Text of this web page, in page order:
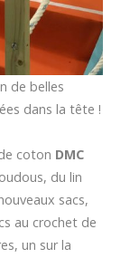
de belles
dans la tête !
coton DMC
du lin
sacs,
au crochet de
un sur la